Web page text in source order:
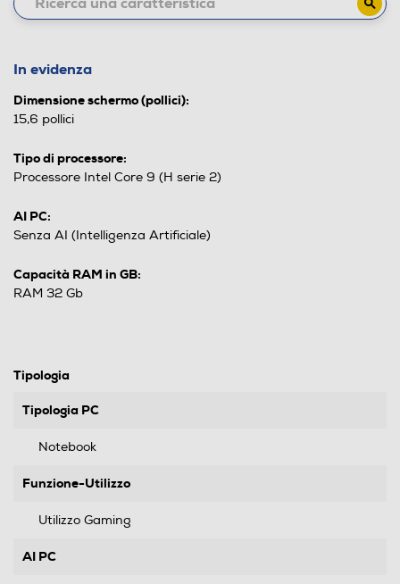
In evidenza
Dimensione schermo (pollici):
15,6 pollici
Tipo di processore:
Processore Intel Core 9 (H serie 2)
AI PC:
Senza AI (Intelligenza Artificiale)
Capacità RAM in GB:
RAM 32 Gb
Tipologia
Tipologia PC
Notebook
Funzione-Utilizzo
Utilizzo Gaming
AI PC